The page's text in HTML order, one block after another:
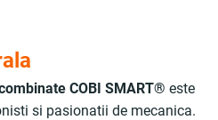
COBI SMART® este
si pasionatii de mecanica.